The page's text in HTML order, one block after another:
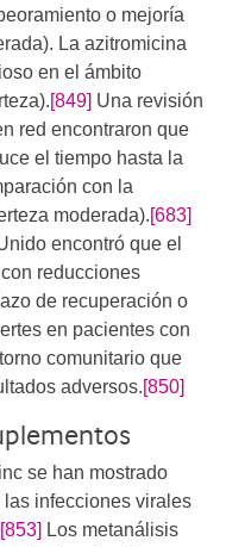
o mejoría
La azitromicina
en el ámbito
[849] Una revisión
red encontraron que
el tiempo hasta la
con la
moderada).[683]
encontró que el
reducciones
de recuperación o
en pacientes con
comunitario que
adversos.[850]
se han mostrado
las infecciones virales
[853] ​​​​​ Los metanálisis